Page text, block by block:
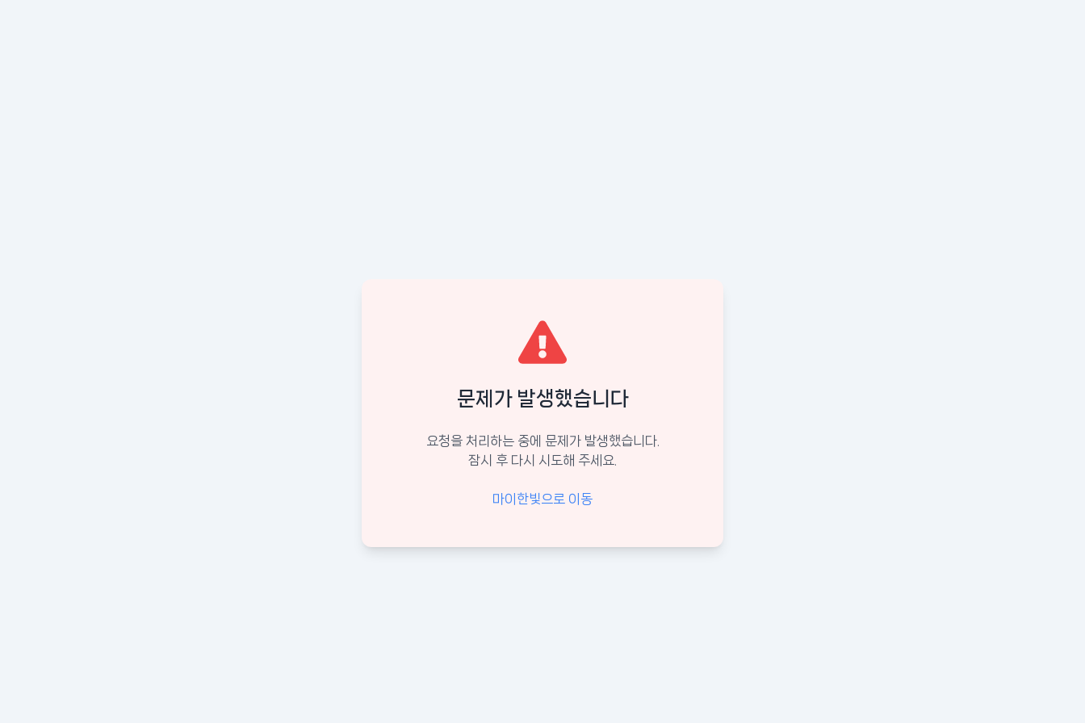
문제가 발생했습니다
요청을 처리하는 중에 문제가 발생했습니다.
잠시 후 다시 시도해 주세요.
마이한빛으로 이동